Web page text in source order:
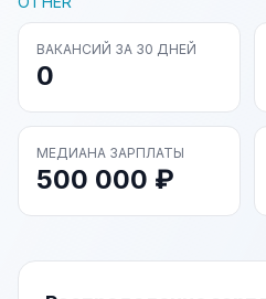
ВАКАНСИЙ ЗА 30 ДНЕЙ
0
МЕДИАНА ЗАРПЛАТЫ
500 000 ₽